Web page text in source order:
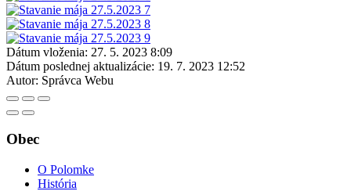
Dátum vloženia: 27. 5. 2023 8:09
Dátum poslednej aktualizácie: 19. 7. 2023 12:52
Autor: Správca Webu
Obec
O Polomke
História